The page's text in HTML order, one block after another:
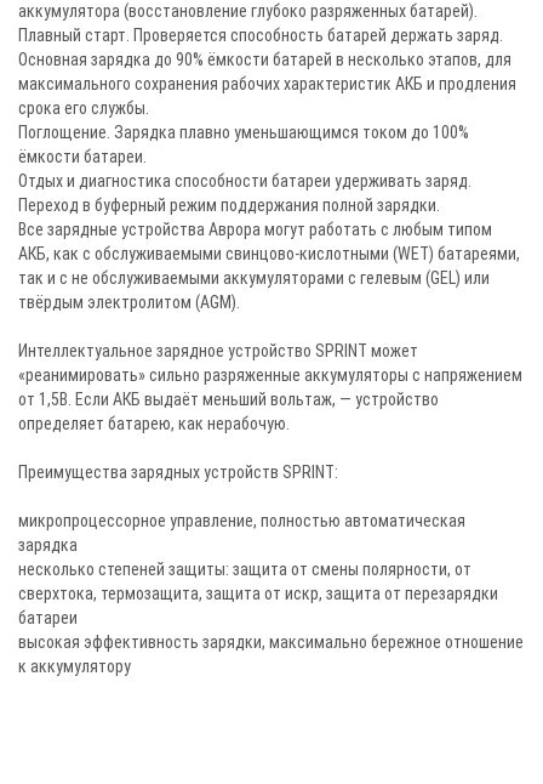
аккумулятора (восстановление глубоко разряженных батарей).
Плавный старт. Проверяется способность батарей держать заряд.
Основная зарядка до 90% ёмкости батарей в несколько этапов, для
максимального сохранения рабочих характеристик АКБ и продления
срока его службы.
Поглощение. Зарядка плавно уменьшающимся током до 100%
ёмкости батареи.
Отдых и диагностика способности батареи удерживать заряд.
Переход в буферный режим поддержания полной зарядки.
Все зарядные устройства Аврора могут работать с любым типом
АКБ, как с обслуживаемыми свинцово-кислотными (WET) батареями,
так и с не обслуживаемыми аккумуляторами с гелевым (GEL) или
твёрдым электролитом (AGM).
Интеллектуальное зарядное устройство SPRINT может
«реанимировать» сильно разряженные аккумуляторы с напряжением
от 1,5В. Если АКБ выдаёт меньший вольтаж, — устройство
определяет батарею, как нерабочую.
Преимущества зарядных устройств SPRINT:
микропроцессорное управление, полностью автоматическая
зарядка
несколько степеней защиты: защита от смены полярности, от
сверхтока, термозащита, защита от искр, защита от перезарядки
батареи
высокая эффективность зарядки, максимально бережное отношение
к аккумулятору